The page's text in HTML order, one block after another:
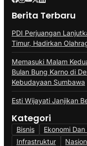
Berita Terbaru
PDI Perjuangan
Timur, Hadirkan
Memasuki Malam
Bulan Bung Karno di
Kebudayaan Sumbawa
Esti Wijayati Janjikan
Kategori
Bisnis Ekonomi Dan
Infrastruktur